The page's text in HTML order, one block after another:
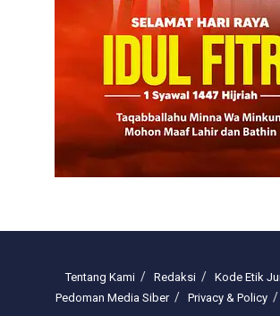
Tentang Kami Redaksi
Kode Etik
Pedoman Media Siber
Privacy & Policy